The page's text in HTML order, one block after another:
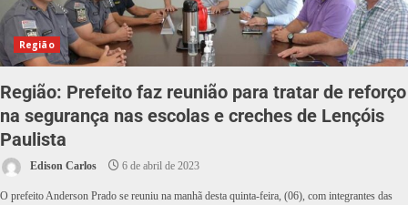
Região
Região: Prefeito faz reunião para tratar de reforço
na segurança nas escolas e creches de Lençóis
Paulista
Edison Carlos 6 de abril de 2023
O prefeito Anderson Prado se reuniu na manhã desta quinta-feira, (06), com integrantes das